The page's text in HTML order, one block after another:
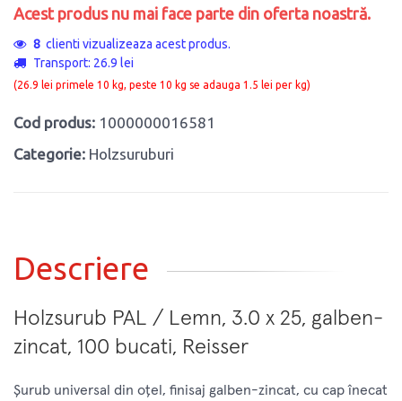
Acest produs nu mai face parte din oferta noastră.
8 clienti vizualizeaza acest produs.
Transport: 26.9 lei
(26.9 lei primele 10 kg, peste 10 kg se adauga 1.5 lei per kg)
Cod produs: 1000000016581
Categorie: Holzsuruburi
Descriere
Holzsurub PAL / Lemn, 3.0 x 25, galben-
zincat, 100 bucati, Reisser
Șurub universal din oțel, finisaj galben-zincat, cu cap înecat